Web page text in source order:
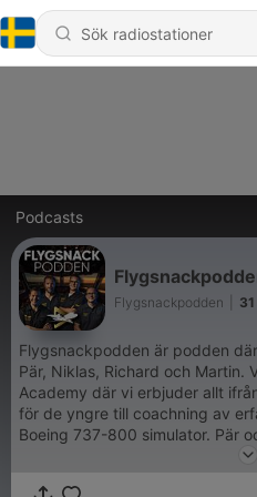
Podcasts
Flygsnackpodden
Flygsnackpodden är podden
Pär, Niklas, Richard och Martin.
Academy där vi erbjuder allt
för de yngre till coachning av
Boeing 737-800 simulator. Pär
Boeing 737 och Airbus 380. De